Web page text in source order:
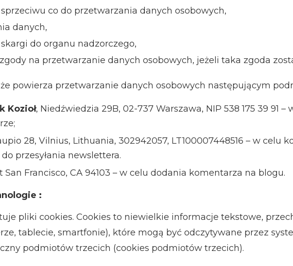
co do przetwarzania danych osobowych,
danych,
do organu nadzorczego,
na przetwarzanie danych osobowych, jeżeli taka zgoda
powierza przetwarzanie danych osobowych następującym
Kozioł, Niedźwiedzia 29B, 02-737 Warszawa, NIP 538 175 39 91
28, Vilnius, Lithuania, 302942057, LT100007448516 – w celu
przesyłania newslettera.
San Francisco, CA 94103 – w celu dodania komentarza na blogu.
:
pliki cookies. Cookies to niewielkie informacje tekstowe,
tablecie, smartfonie), które mogą być odczytywane przez
podmiotów trzecich (cookies podmiotów trzecich).